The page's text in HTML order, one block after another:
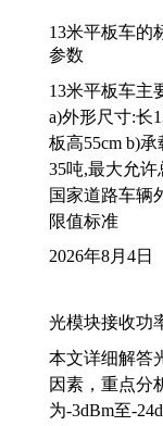
13米平板车的
参数
13米平板车主
a)外形尺寸:长
板高55cm b)
35吨,最大允许
国家道路车辆
限值标准
2026年8月4日
光模块接收功
本文详细解答
因素，重点分
为-3dBm至-